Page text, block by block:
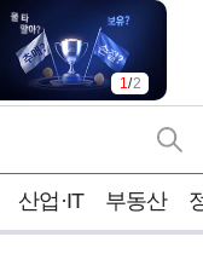
1/2
산업·IT 부동산